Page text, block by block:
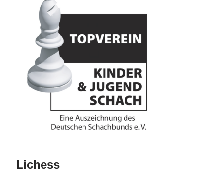
Lichess